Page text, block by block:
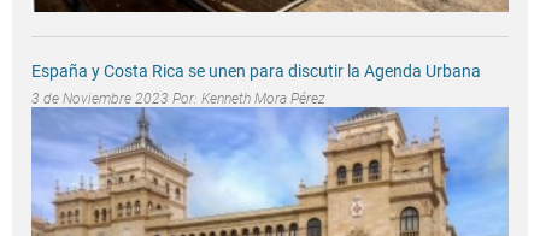
España y Costa Rica se unen para discutir la Agenda Urbana
3 de Noviembre 2023 Por: Kenneth Mora Pérez